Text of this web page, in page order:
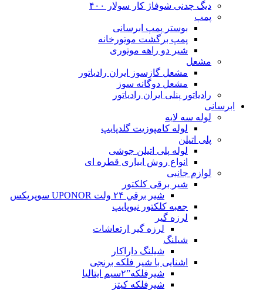
دیگ چدنی شوفاژ کار سولار ۴۰۰
پمپ
بوستر پمپ ابرسانی
پمپ برگشت موتورخانه
شیر دو راهه موتوری
مشعل
مشعل گازسوز ایران رادیاتور
مشعل دوگانه سوز
رادیاتور پنلی ایران رادیاتور
ابرسانی
لوله سه لایه
لوله کامپوزیت گلدپایپ
پلی اتیلن
لوله پلی اتیلن جوشی
انواع روش ابیاری قطره ای
لوازم جانبی
شیر برقی کلکتور
شير برقي ۲۴ ولت UPONOR سوپرپکس
جعبه کلکتور نیوپایپ
لرزه گیر
لرزه گیر ارتعاشات
شیلنگ
شیلنگ داراکار
اشنایی با شیر فلکه برنجی
شیرفلکه”۲سیم ایتالیا
شیرفلکه کیتز